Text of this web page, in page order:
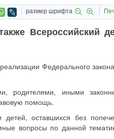
размер шрифта
Всероссийский
Федерального
родителями, иными
помощь.
оставшихся без
вопросы по данной